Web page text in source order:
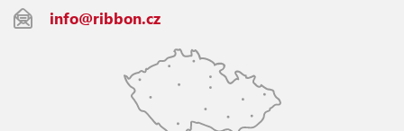
info@ribbon.cz